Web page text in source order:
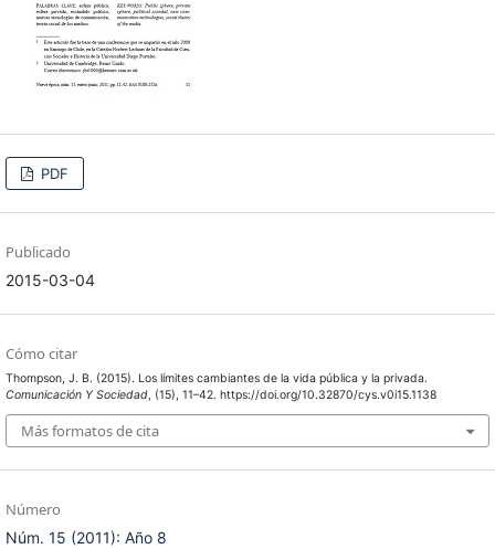
PDF
Publicado
2015-03-04
Cómo citar
Thompson, J. B. (2015). Los límites cambiantes de la vida pública y la privada.
Comunicación Y Sociedad, (15), 11–42. https://doi.org/10.32870/cys.v0i15.1138
Más formatos de cita
Número
Núm. 15 (2011): Año 8